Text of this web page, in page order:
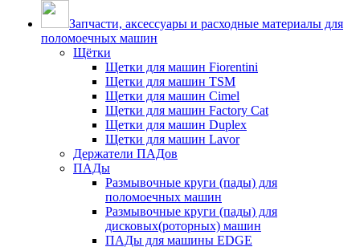
Запчасти, аксессуары и расходные материалы для
поломоечных машин
Щётки
Щетки для машин Fiorentini
Щетки для машин TSM
Щетки для машин Cimel
Щетки для машин Factory Cat
Щетки для машин Duplex
Щетки для машин Lavor
Держатели ПАДов
ПАДы
Размывочные круги (пады) для
поломоечных машин
Размывочные круги (пады) для
дисковых(роторных) машин
ПАДы для машины EDGE